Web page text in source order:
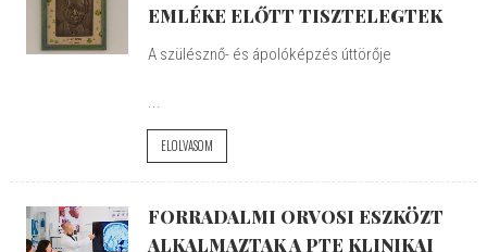
EMLÉKE ELŐTT TISZTELEGTEK
A szülésznő- és ápolóképzés úttörője
...
ELOLVASOM
FORRADALMI ORVOSI ESZKÖZT
ALKALMAZTAK A PTE KLINIKAI